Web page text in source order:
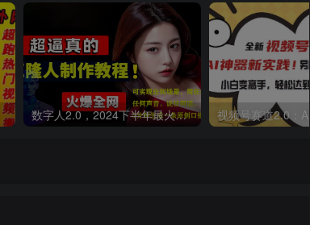
数字人2.0，2024下半年最火项目，无限免费生成视频，可实现任何场景，用任何形象，任何声音，说任何话，5分钟生成一条原创口播视频。